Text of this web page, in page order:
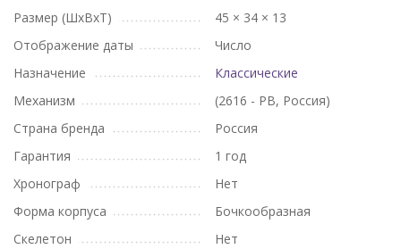
Размер (ШхВхТ)
45 × 34 × 13
Отображение даты
Число
Назначение
Классические
Механизм
(2616 - РВ, Россия)
Страна бренда
Россия
Гарантия
1 год
Хронограф
Нет
Форма корпуса
Бочкообразная
Скелетон
Нет